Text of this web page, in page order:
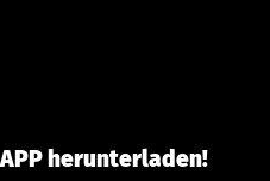
APP herunterladen!